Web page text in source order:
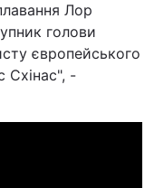
Лор
голови
європейського
Схінас", -